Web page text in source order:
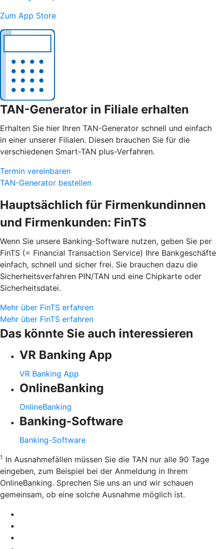
Zum App Store
TAN-Generator in Filiale erhalten
Erhalten Sie hier Ihren TAN-Generator schnell und einfach
in einer unserer Filialen. Diesen brauchen Sie für die
verschiedenen Smart-TAN plus-Verfahren.
Termin vereinbaren
TAN-Generator bestellen
Hauptsächlich für Firmenkundinnen
und Firmenkunden: FinTS
Wenn Sie unsere Banking-Software nutzen, geben Sie per
FinTS (= Financial Transaction Service) Ihre Bankgeschäfte
einfach, schnell und sicher frei. Sie brauchen dazu die
Sicherheitsverfahren PIN/TAN und eine Chipkarte oder
Sicherheitsdatei.
Mehr über FinTS erfahren
Mehr über FinTS erfahren
Das könnte Sie auch interessieren
VR Banking App
VR Banking App
OnlineBanking
OnlineBanking
Banking-Software
Banking-Software
1 In Ausnahmefällen müssen Sie die TAN nur alle 90 Tage
eingeben, zum Beispiel bei der Anmeldung in Ihrem
OnlineBanking. Sprechen Sie uns an und wir schauen
gemeinsam, ob eine solche Ausnahme möglich ist.